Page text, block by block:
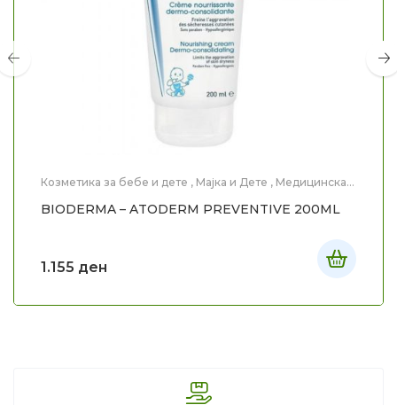
Козметика за бебе и дете , Мајка и Дете , Медицинска
BIODERMA – ATODERM PREVENTIVE 200ML
1.155 ден